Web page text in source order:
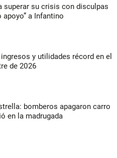
superar su crisis con disculpas
apoyo” a Infantino
y utilidades récord en el
de 2026
bomberos apagaron carro
en la madrugada